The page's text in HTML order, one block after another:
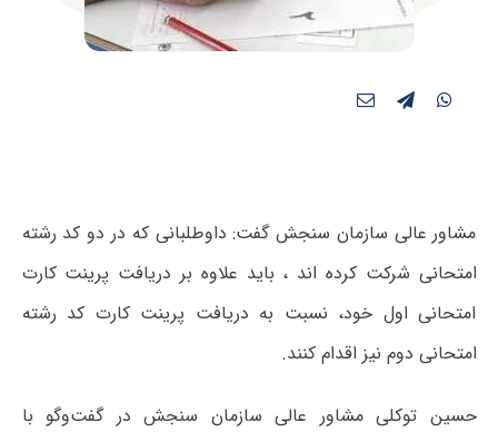
مشاور عالی سازمان سنجش گفت: داوطلبانی که در دو کد رشته
امتحانی شرکت کرده اند ، باید علاوه بر دریافت پرینت کارت
امتحانی اول خود، نسبت به دریافت پرینت کارت کد رشته
امتحانی دوم نیز اقدام کنند.
حسین توکلی مشاور عالی سازمان سنجش در گفت‌و‌گو با